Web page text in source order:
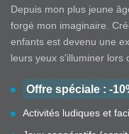
Depuis mon plus jeune
forgé mon imaginaire.
enfants est devenu une
leurs yeux s'illuminer lors
Offre spéciale : -
Activités ludiques et